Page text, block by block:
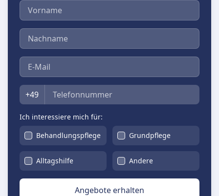
Vorname
Nachname
E-Mail
Telefon
+49
Ich interessiere mich für:
Behandlungspflege
Grundpflege
Alltagshilfe Andere
Angebote erhalten